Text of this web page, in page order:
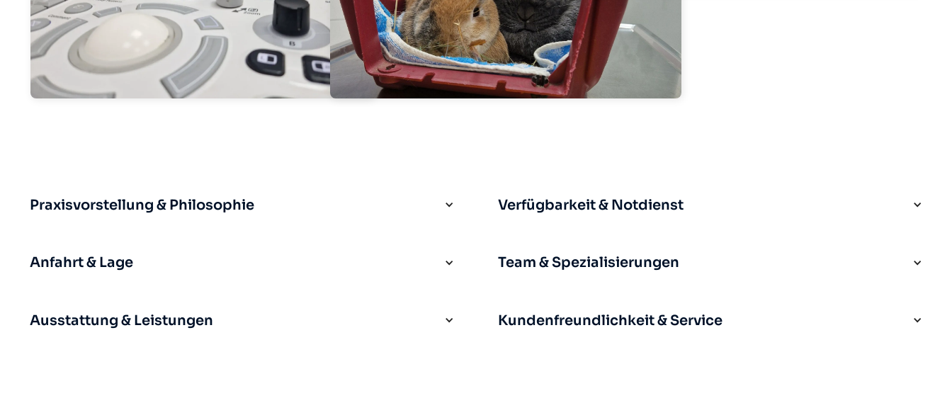
Praxisvorstellung & Philosophie Verfügbarkeit & Notdienst
Anfahrt & Lage Team & Spezialisierungen
Ausstattung & Leistungen Kundenfreundlichkeit & Service